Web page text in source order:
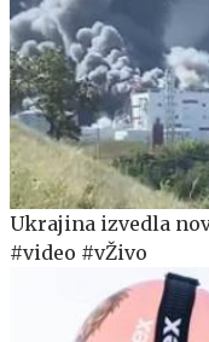
Ukrajina izvedla
#video #vŽivo